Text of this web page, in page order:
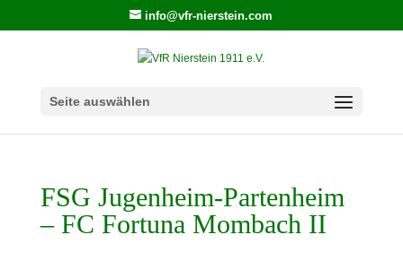
info@vfr-nierstein.com
Seite auswählen
FSG Jugenheim-Partenheim
– FC Fortuna Mombach II